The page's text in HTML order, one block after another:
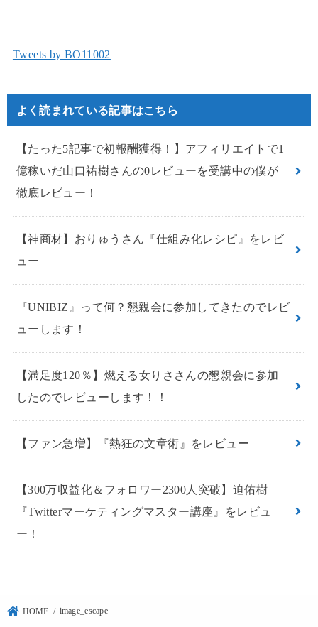
Tweets by BO11002
よく読まれている記事はこちら
【たった5記事で初報酬獲得！】アフィリエイトで1
億稼いだ山口祐樹さんの0レビューを受講中の僕が
徹底レビュー！
【神商材】おりゅうさん『仕組み化レシピ』をレビ
ュー
『UNIBIZ』って何？懇親会に参加してきたのでレビ
ューします！
【満足度120％】燃える女りささんの懇親会に参加
したのでレビューします！！
【ファン急増】『熱狂の文章術』をレビュー
【300万収益化＆フォロワー2300人突破】迫佑樹
『Twitterマーケティングマスター講座』をレビュ
ー！
HOME image_escape